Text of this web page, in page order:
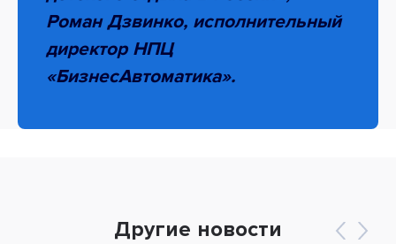
Роман Дзвинко, исполнительный
директор НПЦ
«БизнесАвтоматика».
Другие новости